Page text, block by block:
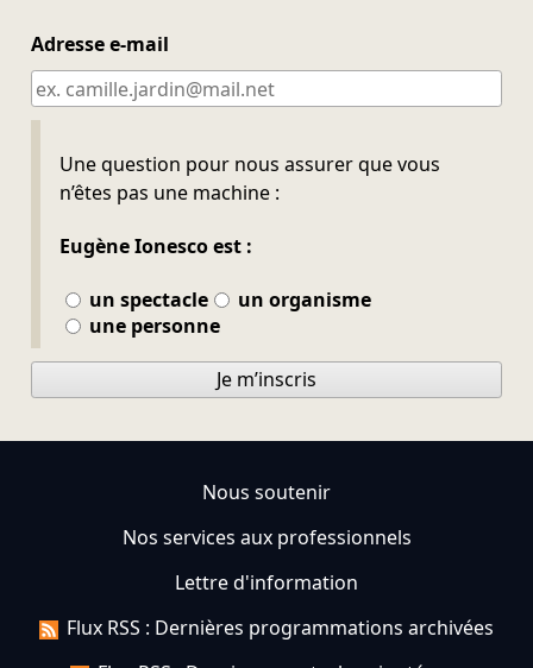
Adresse e-mail
Une question pour nous assurer que vous
n’êtes pas une machine :
Eugène Ionesco est :
un spectacle
un organisme
une personne
Ne pas remplir
Je m’inscris
Nous soutenir
Nos services aux professionnels
Lettre d'information
Flux RSS : Dernières programmations archivées